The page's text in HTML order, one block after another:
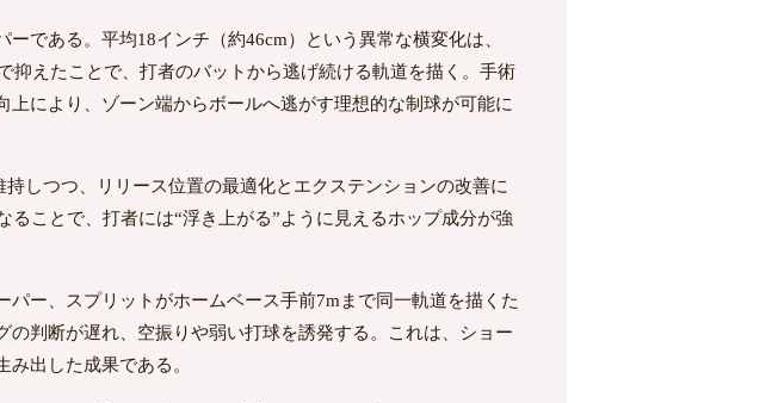
である。平均18インチ（約46cm）という異常な横変化は、
えたことで、打者のバットから逃げ続ける軌道を描く。手術
により、ゾーン端からボールへ逃がす理想的な制球が可能に
しつつ、リリース位置の最適化とエクステンションの改善に
ことで、打者には“浮き上がる”ように見えるホップ成分が強
ー、スプリットがホームベース手前7mまで同一軌道を描くた
判断が遅れ、空振りや弱い打球を誘発する。これは、ショー
出した成果である。